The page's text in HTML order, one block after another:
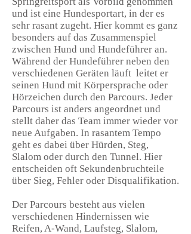
und ist eine Hundesportart, in der es
sehr rasant zugeht. Hier kommt es ganz
besonders auf das Zusammenspiel
zwischen Hund und Hundeführer an.
Während der Hundeführer neben den
verschiedenen Geräten läuft leitet er
seinen Hund mit Körpersprache oder
Hörzeichen durch den Parcours. Jeder
Parcours ist anders angeordnet und
stellt daher das Team immer wieder vor
neue Aufgaben. In rasantem Tempo
geht es dabei über Hürden, Steg,
Slalom oder durch den Tunnel. Hier
entscheiden oft Sekundenbruchteile
über Sieg, Fehler oder Disqualifikation.
Der Parcours besteht aus vielen
verschiedenen Hindernissen wie
Reifen, A-Wand, Laufsteg, Slalom,